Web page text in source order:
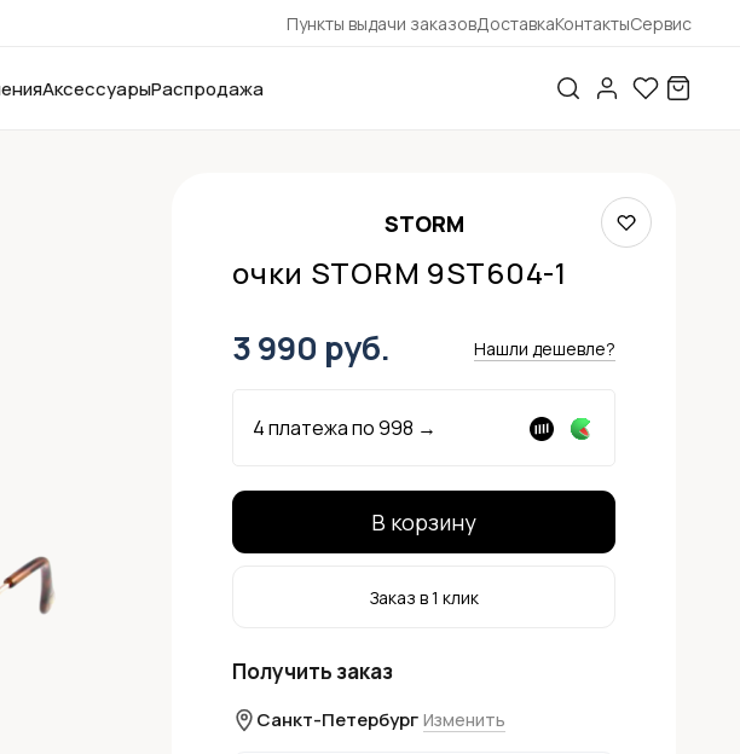
Пункты выдачи заказовДоставкаКонтактыСервис
АксессуарыРаспродажа
STORM
очки STORM 9ST604-1
3 990 руб. Нашли дешевле?
4 платежа по998 →
В корзину
Заказ в 1 клик
Получить заказ
Санкт-Петербург Изменить